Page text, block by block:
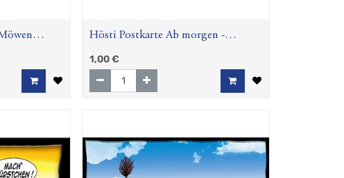
Hösti Postkarte Ab morgen -
ehrlich!
1,00€